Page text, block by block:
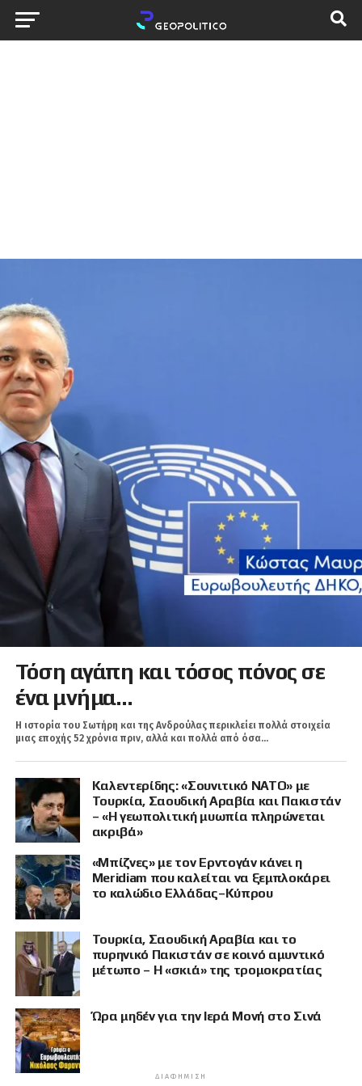
Τόση αγάπη και τόσος πόνος σε
ένα μνήμα…
Η ιστορία του Σωτήρη και της Ανδρούλας περικλείει πολλά στοιχεία
μιας εποχής 52 χρόνια πριν, αλλά και πολλά από όσα...
Καλεντερίδης: «Σουνιτικό ΝΑΤΟ» με
Τουρκία, Σαουδική Αραβία και Πακιστάν
– «Η γεωπολιτική μυωπία πληρώνεται
ακριβά»
«Μπίζνες» με τον Ερντογάν κάνει η
Meridiam που καλείται να ξεμπλοκάρει
το καλώδιο Ελλάδας–Κύπρου
Τουρκία, Σαουδική Αραβία και το
πυρηνικό Πακιστάν σε κοινό αμυντικό
μέτωπο – Η «σκιά» της τρομοκρατίας
Ώρα μηδέν για την Ιερά Μονή στο Σινά
ΔΙΑΦΉΜΙΣΗ